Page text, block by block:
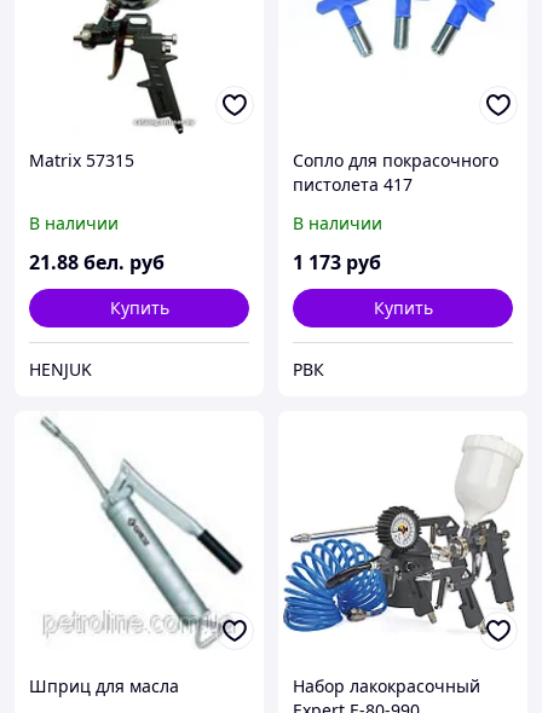
Matrix 57315
В наличии
21.88бел. руб
Купить
HENJUK
Сопло для покрасочного
пистолета 417
В наличии
1 173 руб
Купить
РВК
Шприц для масла
Набор лакокрасочный